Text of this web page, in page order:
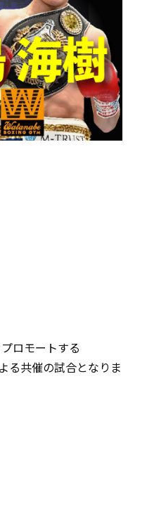
ロモートする
る共催の試合となりま